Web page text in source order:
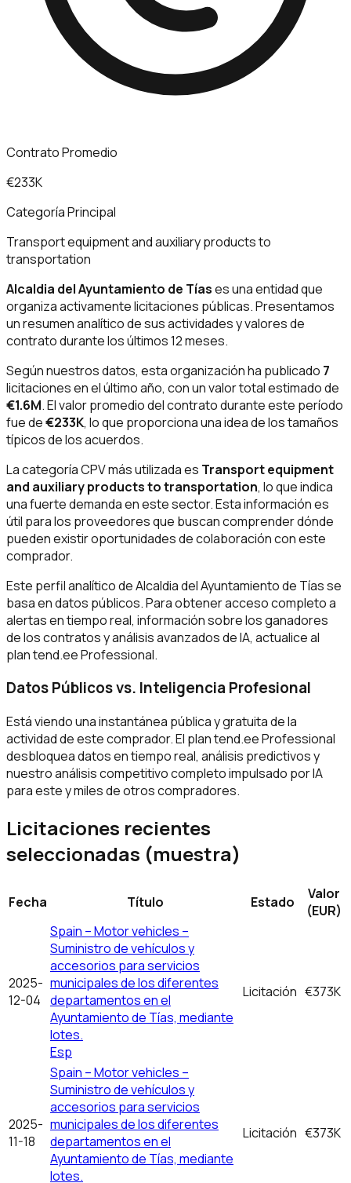
Contrato Promedio
€233K
Categoría Principal
Transport equipment and auxiliary products to
transportation
Alcaldia del Ayuntamiento de Tíases una entidad que
organiza activamente licitaciones públicas. Presentamos
un resumen analítico de sus actividades y valores de
contrato durante los últimos 12 meses.
Según nuestros datos, esta organización ha publicado 7
licitaciones en el último año, con un valor total estimado de
€1.6M. El valor promedio del contrato durante este período
fue de€233K, lo que proporciona una idea de los tamaños
típicos de los acuerdos.
La categoría CPV más utilizada es Transport equipment
and auxiliary products to transportation, lo que indica
una fuerte demanda en este sector. Esta información es
útil para los proveedores que buscan comprender dónde
pueden existir oportunidades de colaboración con este
comprador.
Este perfil analítico de Alcaldia del Ayuntamiento de Tías se
basa en datos públicos. Para obtener acceso completo a
alertas en tiempo real, información sobre los ganadores
de los contratos y análisis avanzados de IA, actualice al
plan tend.ee Professional.
Datos Públicos vs. Inteligencia Profesional
Está viendo una instantánea pública y gratuita de la
actividad de este comprador. El plan tend.ee Professional
desbloquea datos en tiempo real, análisis predictivos y
nuestro análisis competitivo completo impulsado por IA
para este y miles de otros compradores.
Licitaciones recientes
seleccionadas (muestra)
Fecha Título Estado
Valor
(EUR)
2025-
12-04
Spain – Motor vehicles –
Suministro de vehículos y
accesorios para servicios
municipales de los diferentes
departamentos en el
Ayuntamiento de Tías, mediante
lotes.
Esp
Licitación €373K
2025-
11-18
Spain – Motor vehicles –
Suministro de vehículos y
accesorios para servicios
municipales de los diferentes
departamentos en el
Ayuntamiento de Tías, mediante
lotes.
Licitación €373K